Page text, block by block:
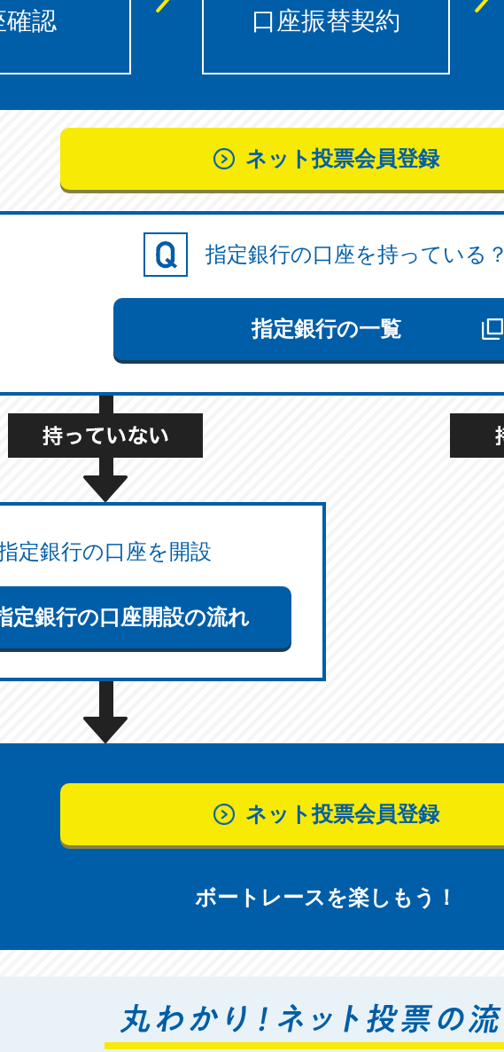
確認 口座振替契約
ネット投票会員登録
指定銀行の口座を持っている？
指定銀行の一覧
定銀行の口座を開設
定銀行の口座開設の流れ
ネット投票会員登録
ボートレースを楽しもう！